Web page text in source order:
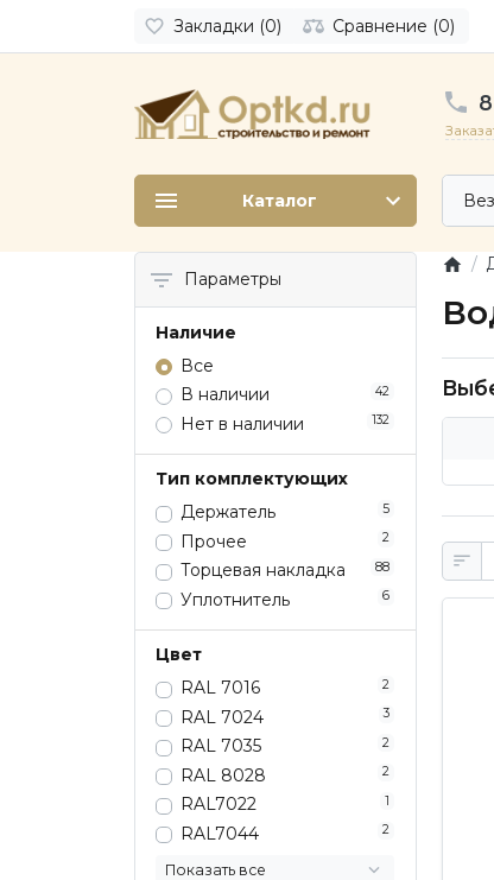
Закладки (0) Сравнение (0)
Каталог
Параметры
Наличие
Все
В наличии
42
Нет в наличии 132
Тип комплектующих
Держатель
5
Прочее 2
Торцевая накладка 88
Уплотнитель 6
Цвет
RAL 7016
2
RAL 7024 3
RAL 7035 2
RAL 8028 2
RAL7022 1
RAL7044 2
Показать все